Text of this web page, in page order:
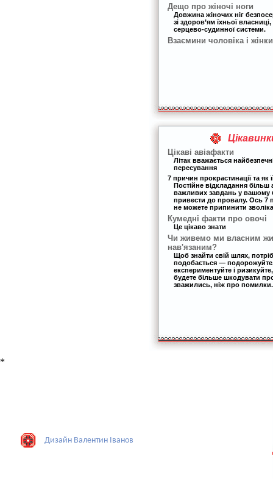
Дещо про жіночі ноги
Довжина жіночих ніг
зі здоров’ям їхньої
серцево-судинної системи.
Взаємини чоловіка і жінки
Цікаві авіафакти
Літак вважається
пересування
7 причин прокрастинації та як
Постійне відкладання
важливих завдань у вашому
привести до провалу. Ось 7
не можете припинити
Кумедні факти про овочі
Це цікаво знати
Чи живемо ми власним
нав'язаним?
Щоб знайти свій шлях,
подобається —
експериментуйте і
будете більше шкодувати
зважились, ніж про помилки.
*
Дизайн Валентин Iванов